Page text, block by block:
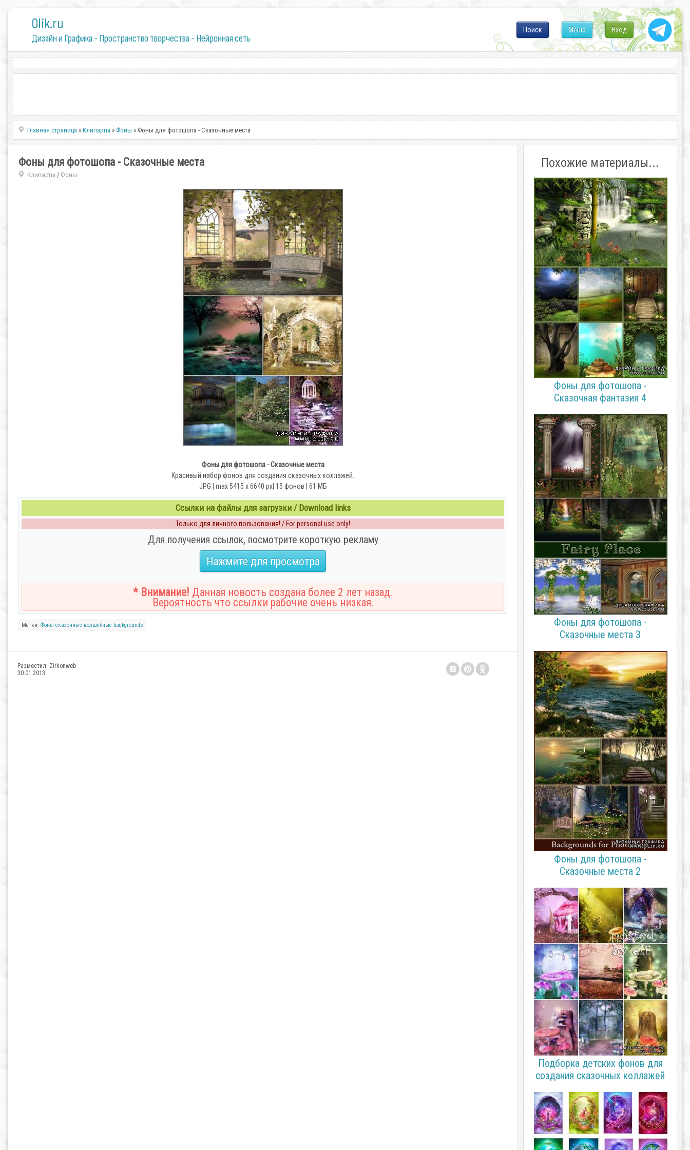
0lik.ru
Дизайн и Графика - Пространство творчества - Нейронная сеть
Вход
Меню
Поиск
Главная страница »Клипарты » Фоны » Фоны для фотошопа - Сказочные места
Фоны для фотошопа - Сказочные места
Клипарты / Фоны
Фоны для фотошопа - Сказочные места
Красивый набор фонов для создания сказочных коллажей.
JPG | max 5415 x 6640 px| 15 фонов | 61 МБ
Ссылки на файлы для загрузки / Download links
Только для личного пользования! / For personal use only!
Для получения ссылок, посмотрите короткую рекламу
Нажмите для просмотра
* Внимание! Данная новость создана более 2 лет назад.
Вероятность что ссылки рабочие очень низкая.
Метки: Фоны сказочные волшебные backgrounds
Разместил: Zirkonweb
30.01.2013
Похожие материалы...
Фоны для фотошопа -
Сказочная фантазия 4
Фоны для фотошопа -
Сказочные места 3
Фоны для фотошопа -
Сказочные места 2
Подборка детских фонов для
создания сказочных коллажей